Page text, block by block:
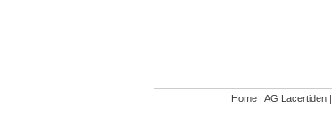
Home| AG Lacertiden|